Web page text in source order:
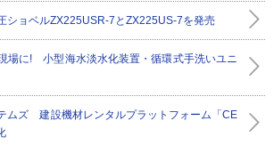
ショベルZX225USR-7とZX225US-7を発売
場に! 小型海水淡水化装置・循環式手洗いユニ
ムズ 建設機材レンタルプラットフォーム「CE